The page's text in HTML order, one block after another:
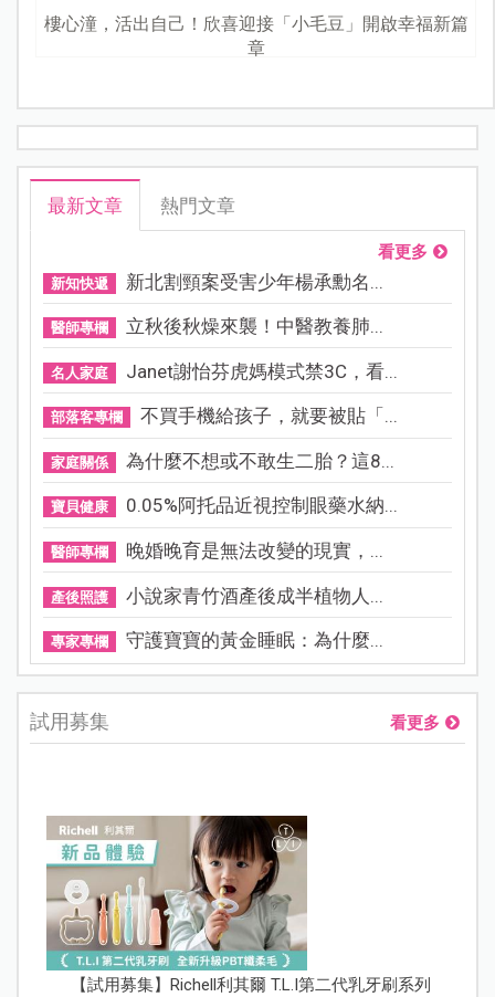
樓心潼，活出自己！欣喜迎接「小毛豆」開啟幸福新篇
章
最新文章 熱門文章
看更多
新知快遞 新北割頸案受害少年楊承勳名...
醫師專欄 立秋後秋燥來襲！中醫教養肺...
名人家庭 Janet謝怡芬虎媽模式禁3C，看...
部落客專欄 不買手機給孩子，就要被貼「...
家庭關係 為什麼不想或不敢生二胎？這8...
寶貝健康 0.05%阿托品近視控制眼藥水納...
醫師專欄 晚婚晚育是無法改變的現實，...
產後照護 小說家青竹酒產後成半植物人...
專家專欄 守護寶寶的黃金睡眠：為什麼...
試用募集 看更多
【試用募集】Richell利其爾 T.L.I第二代乳牙刷系列